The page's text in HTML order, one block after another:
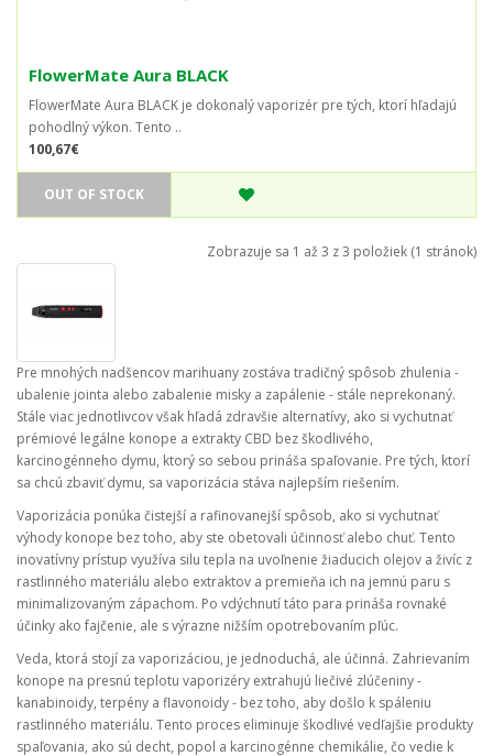
FlowerMate Aura BLACK
FlowerMate Aura BLACK je dokonalý vaporizér pre tých, ktorí hľadajú
pohodlný výkon. Tento ..
100,67€
OUT OF STOCK
Zobrazuje sa 1 až 3 z 3 položiek (1 stránok)
Pre mnohých nadšencov marihuany zostáva tradičný spôsob zhulenia -
ubalenie jointa alebo zabalenie misky a zapálenie - stále neprekonaný.
Stále viac jednotlivcov však hľadá zdravšie alternatívy, ako si vychutnať
prémiové legálne konope a extrakty CBD bez škodlivého,
karcinogénneho dymu, ktorý so sebou prináša spaľovanie. Pre tých, ktorí
sa chcú zbaviť dymu, sa vaporizácia stáva najlepším riešením.
Vaporizácia ponúka čistejší a rafinovanejší spôsob, ako si vychutnať
výhody konope bez toho, aby ste obetovali účinnosť alebo chuť. Tento
inovatívny prístup využíva silu tepla na uvoľnenie žiaducich olejov a živíc z
rastlinného materiálu alebo extraktov a premieňa ich na jemnú paru s
minimalizovaným zápachom. Po vdýchnutí táto para prináša rovnaké
účinky ako fajčenie, ale s výrazne nižším opotrebovaním pľúc.
Veda, ktorá stojí za vaporizáciou, je jednoduchá, ale účinná. Zahrievaním
konope na presnú teplotu vaporizéry extrahujú liečivé zlúčeniny -
kanabinoidy, terpény a flavonoidy - bez toho, aby došlo k spáleniu
rastlinného materiálu. Tento proces eliminuje škodlivé vedľajšie produkty
spaľovania, ako sú decht, popol a karcinogénne chemikálie, čo vedie k